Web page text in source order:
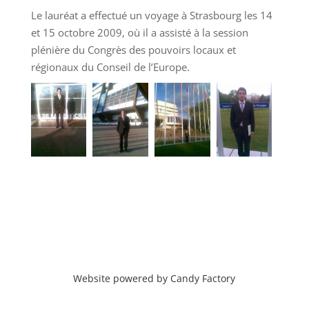
Le lauréat a effectué un voyage à Strasbourg les 14
et 15 octobre 2009, où il a assisté à la session
plénière du Congrès des pouvoirs locaux et
régionaux du Conseil de l’Europe.
Website powered by Candy Factory